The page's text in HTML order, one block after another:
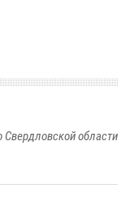
Свердловской области